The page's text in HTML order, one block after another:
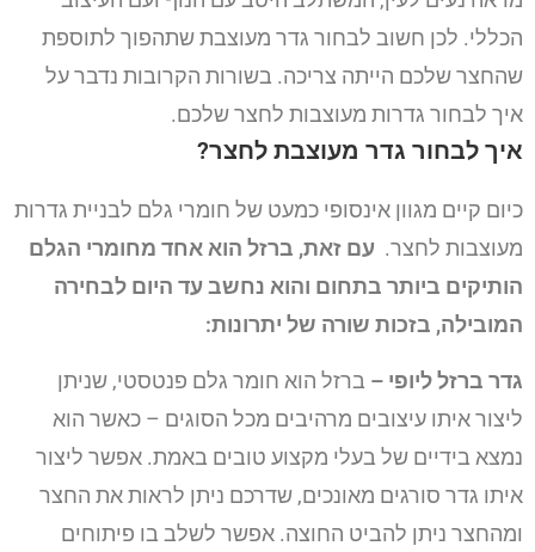
הכללי. לכן חשוב לבחור גדר מעוצבת שתהפוך לתוספת
שהחצר שלכם הייתה צריכה. בשורות הקרובות נדבר על
איך לבחור גדרות מעוצבות לחצר שלכם.
איך לבחור גדר מעוצבת לחצר?
כיום קיים מגוון אינסופי כמעט של חומרי גלם לבניית גדרות
מעוצבות לחצר. עם זאת, ברזל הוא אחד מחומרי הגלם
הותיקים ביותר בתחום והוא נחשב עד היום לבחירה
המובילה, בזכות שורה של יתרונות:
גדר ברזל ליופי – ברזל הוא חומר גלם פנטסטי, שניתן
ליצור איתו עיצובים מרהיבים מכל הסוגים – כאשר הוא
נמצא בידיים של בעלי מקצוע טובים באמת. אפשר ליצור
איתו גדר סורגים מאונכים, שדרכם ניתן לראות את החצר
ומהחצר ניתן להביט החוצה. אפשר לשלב בו פיתוחים